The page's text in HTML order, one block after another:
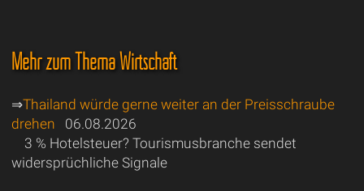
Mehr zum Thema Wirtschaft
⇒Thailand würde gerne weiter an der Preisschraube
drehen 06.08.2026
3 % Hotelsteuer? Tourismusbranche sendet
widersprüchliche Signale